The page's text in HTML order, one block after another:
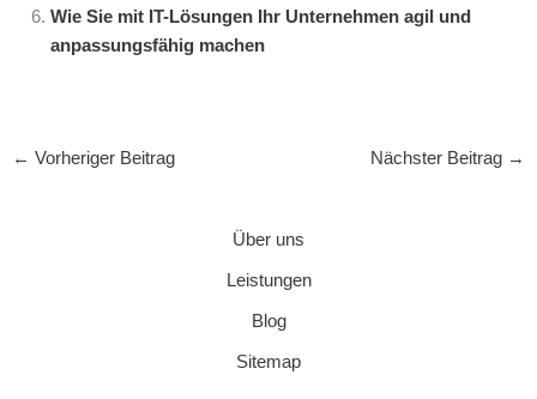
Wie Sie mit IT-Lösungen Ihr Unternehmen agil und
anpassungsfähig machen
← Vorheriger Beitrag Nächster Beitrag →
Über uns
Leistungen
Blog
Sitemap